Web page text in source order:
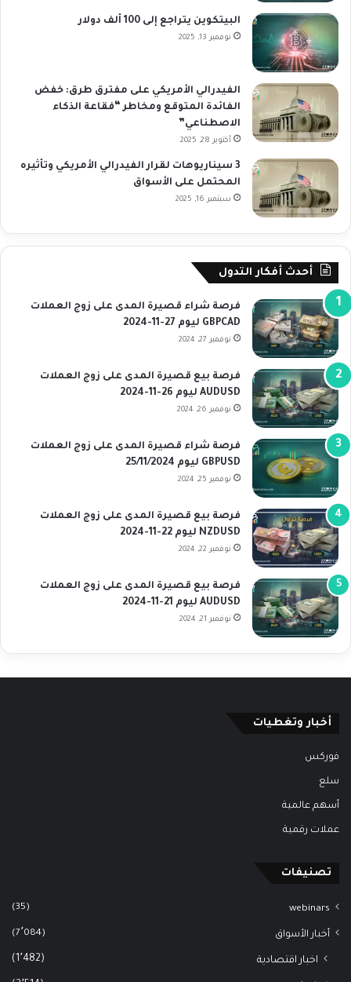
البيتكوين يتراجع إلى 100 ألف دولار
نوفمبر 13, 2025
الفيدرالي الأمريكي على مفترق طرق: خفض
الفائدة المتوقع ومخاطر “فقاعة الذكاء
الاصطناعي”
أكتوبر 28, 2025
3 سيناريوهات لقرار الفيدرالي الأمريكي وتأثيره
المحتمل على الأسواق
سبتمبر 16, 2025
أحدث أفكار التدول
فرصة شراء قصيرة المدى على زوج العملات
GBPCAD ليوم 27-11-2024
نوفمبر 27, 2024
فرصة بيع قصيرة المدى على زوج العملات
AUDUSD ليوم 26-11-2024
نوفمبر 26, 2024
فرصة شراء قصيرة المدى على زوج العملات
GBPUSD ليوم 25/11/2024
نوفمبر 25, 2024
فرصة بيع قصيرة المدى على زوج العملات
NZDUSD ليوم 22-11-2024
نوفمبر 22, 2024
فرصة بيع قصيرة المدى على زوج العملات
AUDUSD ليوم 21-11-2024
نوفمبر 21, 2024
أخبار وتغطيات
فوركس
سلع
أسهم عالمية
عملات رقمية
تصنيفات
webinars
(35)
أخبار الأسواق (7٬084)
اخبار اقتصادية (1٬482)